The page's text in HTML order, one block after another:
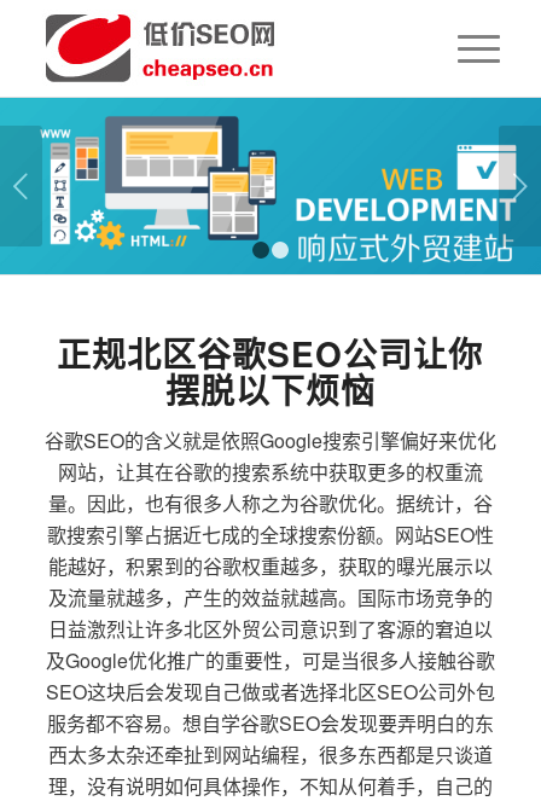
下一页
1 2
正规北区谷歌SEO公司让你
摆脱以下烦恼
谷歌SEO的含义就是依照Google搜索引擎偏好来优化
网站，让其在谷歌的搜索系统中获取更多的权重流
量。因此，也有很多人称之为谷歌优化。据统计，谷
歌搜索引擎占据近七成的全球搜索份额。网站SEO性
能越好，积累到的谷歌权重越多，获取的曝光展示以
及流量就越多，产生的效益就越高。国际市场竞争的
日益激烈让许多北区外贸公司意识到了客源的窘迫以
及Google优化推广的重要性，可是当很多人接触谷歌
SEO这块后会发现自己做或者选择北区SEO公司外包
服务都不容易。想自学谷歌SEO会发现要弄明白的东
西太多太杂还牵扯到网站编程，很多东西都是只谈道
理，没有说明如何具体操作，不知从何着手，自己的